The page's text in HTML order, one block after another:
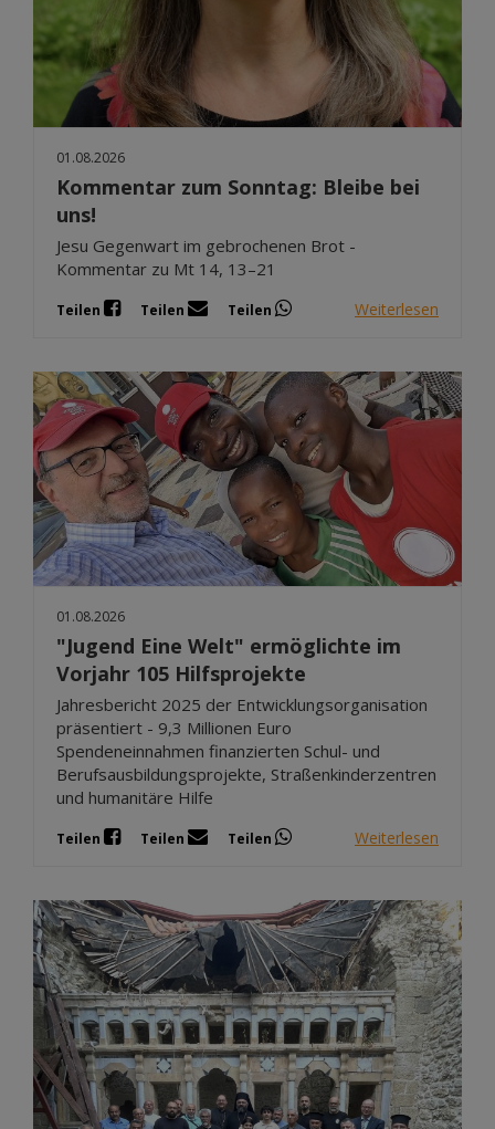
01.08.2026
Kommentar zum Sonntag: Bleibe bei
uns!
Jesu Gegenwart im gebrochenen Brot -
Kommentar zu Mt 14, 13–21
Teilen Teilen Teilen Weiterlesen
01.08.2026
"Jugend Eine Welt" ermöglichte im
Vorjahr 105 Hilfsprojekte
Jahresbericht 2025 der Entwicklungsorganisation
präsentiert - 9,3 Millionen Euro
Spendeneinnahmen finanzierten Schul- und
Berufsausbildungsprojekte, Straßenkinderzentren
und humanitäre Hilfe
Teilen Teilen Teilen Weiterlesen